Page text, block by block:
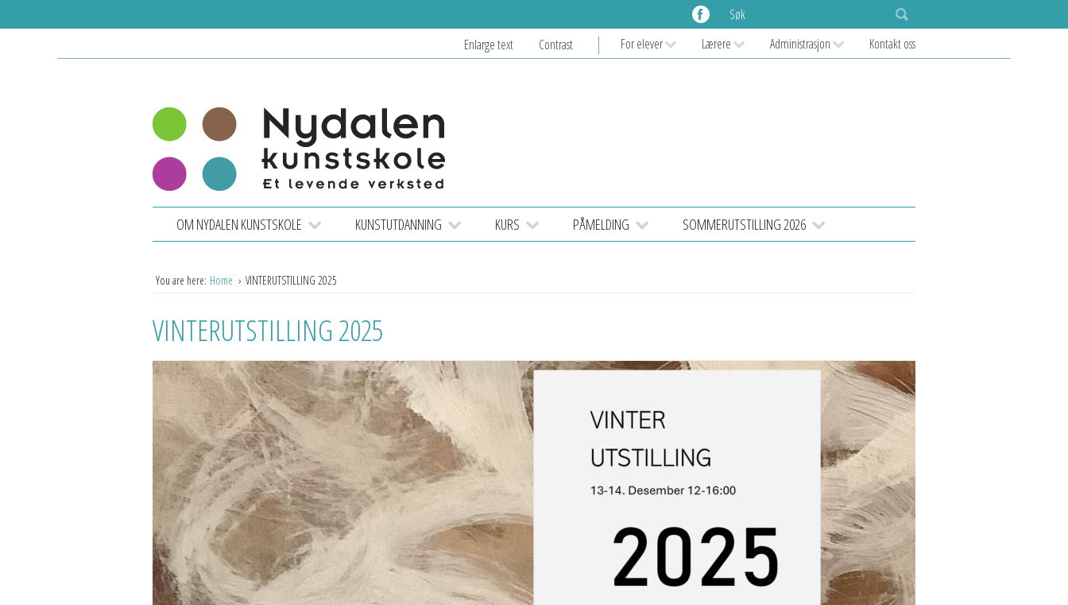
For elever Lærere Administrasjon Kontakt oss
Enlarge text Contrast
OM NYDALEN KUNSTSKOLE KUNSTUTDANNING KURS PÅMELDING SOMMERUTSTILLING 2026
Søk
You are here: Home VINTERUTSTILLING 2025
VINTERUTSTILLING 2025